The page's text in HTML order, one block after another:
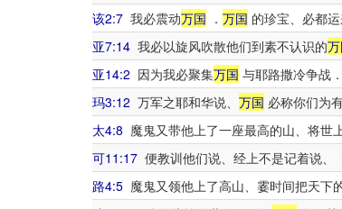
该2:7 我必震动万国 ． 万国 的珍宝、必都
亚7:14 我必以旋风吹散他们到素不认识的
亚14:2 因为我必聚集万国 与耶路撒冷争战
玛3:12 万军之耶和华说、 万国 必称你们为
太4:8 魔鬼又带他上了一座最高的山、将世
可11:17 便教训他们说、经上不是记着说、
路4:5 魔鬼又领他上了高山、霎时间把天下